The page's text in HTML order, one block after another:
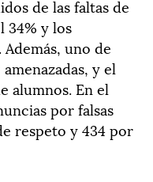
de las faltas de
34% y los
uno de
y el
alumnos. En el
por falsas
respeto y 434 por